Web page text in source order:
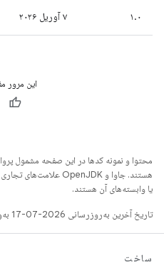
۱.۰ ۷ آوریل ۲۰۲۶
این مرور
محتوا و نمونه کدها در این صفحه مشمول
یا وابسته‌های آن هستند.
تاریخ آخرین به‌روزرسانی 2026-07-17 به‌وقت ساعت هماهنگ جهانی.
ساخت